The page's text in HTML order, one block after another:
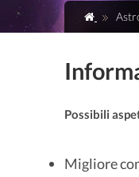
Possibili
Migliore